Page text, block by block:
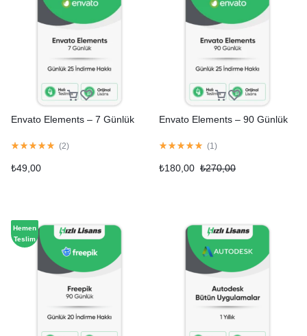
Envato Elements – 7 Günlük
(2)
₺49,00
Envato Elements – 90 Günlük
(1)
₺270,00
₺180,00
Hemen
Teslim